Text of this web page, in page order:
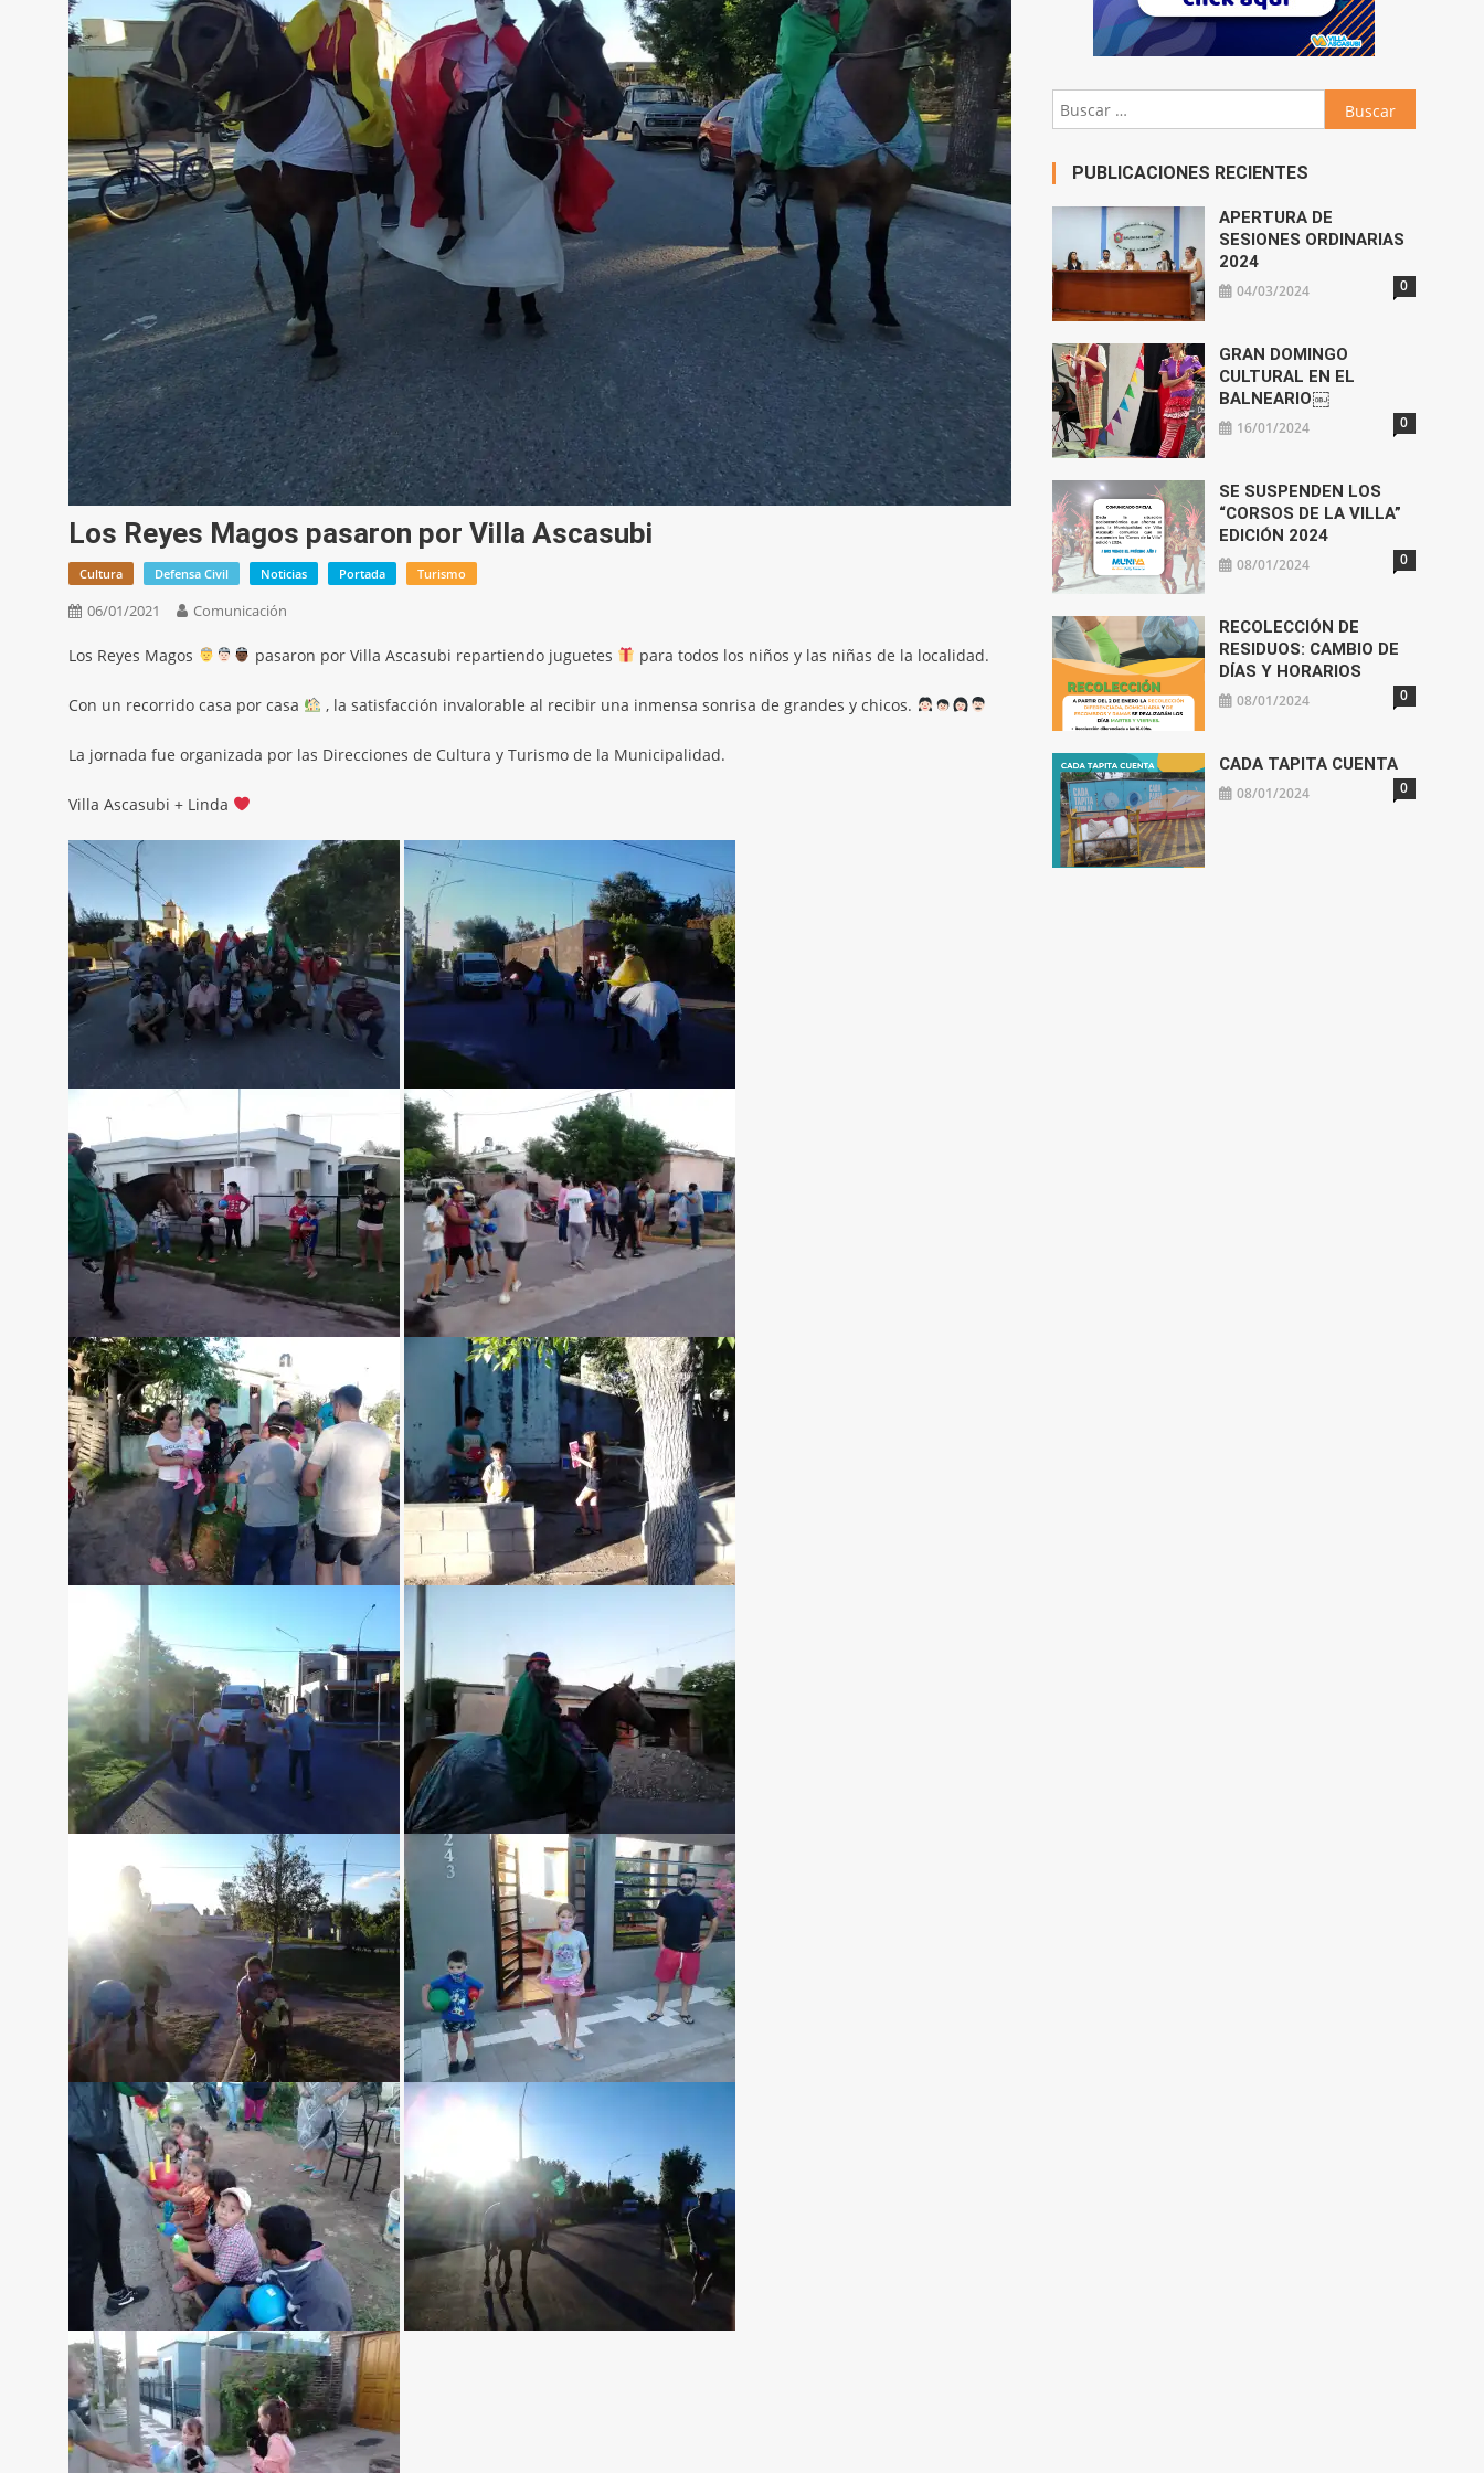
Los Reyes Magos pasaron por Villa Ascasubi
Cultura Defensa Civil Noticias Portada Turismo
06/01/2021 Comunicación
Los Reyes Magos pasaron por Villa Ascasubi repartiendo juguetes para todos los niños y las niñas de la localidad.
Con un recorrido casa por casa , la satisfacción invalorable al recibir una inmensa sonrisa de grandes y chicos.
La jornada fue organizada por las Direcciones de Cultura y Turismo de la Municipalidad.
Villa Ascasubi + Linda
Buscar:
PUBLICACIONES RECIENTES
APERTURA DE
SESIONES ORDINARIAS
2024
04/03/2024 0
GRAN DOMINGO
CULTURAL EN EL
BALNEARIO￼
16/01/2024 0
SE SUSPENDEN LOS
“CORSOS DE LA VILLA”
EDICIÓN 2024
08/01/2024 0
RECOLECCIÓN DE
RESIDUOS: CAMBIO DE
DÍAS Y HORARIOS
08/01/2024 0
CADA TAPITA CUENTA
08/01/2024 0